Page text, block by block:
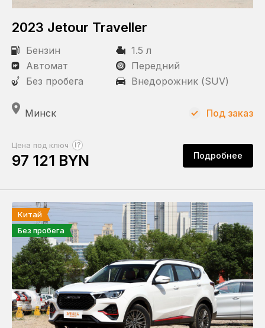
Под заказ
В наличии
Пробег
КПП
Привод
Передний
2023 Jetour Traveller
Бензин
1.5 л
Автомат
Передний
Без пробега
Внедорожник (SUV)
Минск
Цена под ключ ?
97 121 BYN Подробнее
Под заказ
Китай
Без пробега